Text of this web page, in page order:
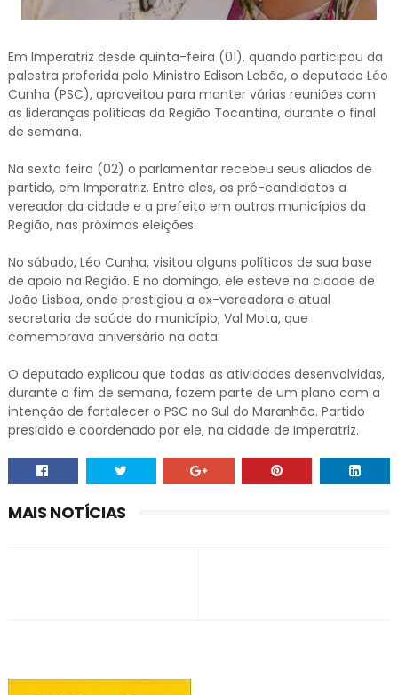
Em Imperatriz desde quinta-feira (01), quando participou da
palestra proferida pelo Ministro Edison Lobão, o deputado Léo
Cunha (PSC), aproveitou para manter várias reuniões com
as lideranças políticas da Região Tocantina, durante o final
de semana.
Na sexta feira (02) o parlamentar recebeu seus aliados de
partido, em Imperatriz. Entre eles, os pré-candidatos a
vereador da cidade e a prefeito em outros municípios da
Região, nas próximas eleições.
No sábado, Léo Cunha, visitou alguns políticos de sua base
de apoio na Região. E no domingo, ele esteve na cidade de
João Lisboa, onde prestigiou a ex-vereadora e atual
secretaria de saúde do município, Val Mota, que
comemorava aniversário na data.
O deputado explicou que todas as atividades desenvolvidas,
durante o fim de semana, fazem parte de um plano com a
intenção de fortalecer o PSC no Sul do Maranhão. Partido
presidido e coordenado por ele, na cidade de Imperatriz.
MAIS NOTÍCIAS